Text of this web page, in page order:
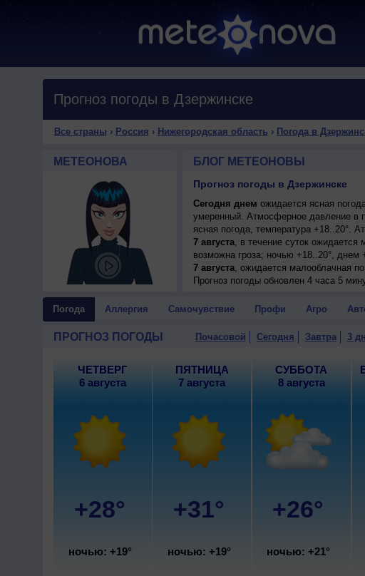
Прогноз погоды в Дзержинске
Все страны › Россия › Нижегородская область › Погода в
МЕТЕОНОВА БЛОГ МЕТЕОНОВЫ
Прогноз погоды в Дзержинске
Сегодня днем ожидается ясная
умеренный. Атмосферное давление в
ясная погода, температура +18..20°.
7 августа, в течение суток
возможна гроза; ночью +18..20°, днем
7 августа, ожидается малооблачная
ночью +18..20°, днем +30..32°, ветер
возможна гроза; ночью +20..22°, днем
ветер северо-западный, умеренный.
Прогноз погоды обновлен 4 часа 5
Погода Аллергия Самочувствие Профи Агро
ПРОГНОЗ ПОГОДЫ Почасовой Сегодня Завтра 3
ЧЕТВЕРГ
6 августа
+28°
ночью: +19°
ПЯТНИЦА
7 августа
+31°
ночью: +19°
СУББОТА
8 августа
+26°
ночью: +21°